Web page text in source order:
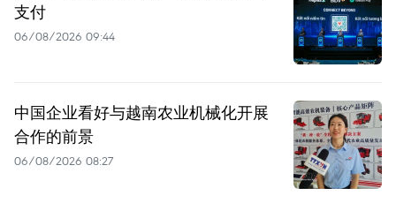
支付
06/08/2026 09:44
中国企业看好与越南农业机械化开展
合作的前景
06/08/2026 08:27